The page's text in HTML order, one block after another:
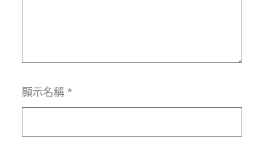
顯示名稱 *